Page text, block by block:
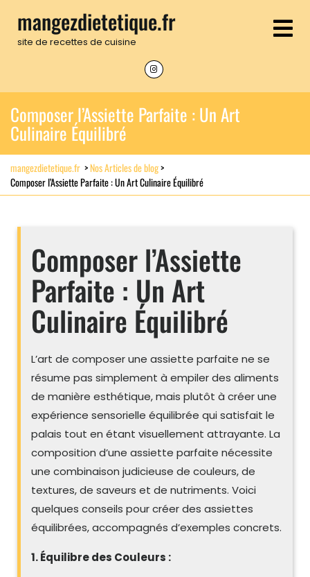
content
mangezdietetique.fr
site de recettes de cuisine
Composer l’Assiette Parfaite : Un Art
Culinaire Équilibré
mangezdietetique.fr >Nos Articles de blog>
Composer l’Assiette Parfaite : Un Art Culinaire Équilibré
Composer l’Assiette
Parfaite : Un Art
Culinaire Équilibré
L’art de composer une assiette parfaite ne se
résume pas simplement à empiler des aliments
de manière esthétique, mais plutôt à créer une
expérience sensorielle équilibrée qui satisfait le
palais tout en étant visuellement attrayante. La
composition d’une assiette parfaite nécessite
une combinaison judicieuse de couleurs, de
textures, de saveurs et de nutriments. Voici
quelques conseils pour créer des assiettes
équilibrées, accompagnés d’exemples concrets.
1. Équilibre des Couleurs :